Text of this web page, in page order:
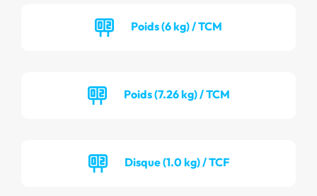
Poids (6 kg) / TCM
Poids (7.26 kg) / TCM
Disque (1.0 kg) / TCF